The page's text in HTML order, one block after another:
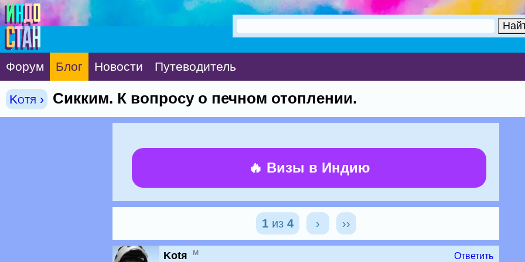
Форум Блог Новости Путеводитель
Kotя › Сикким. К вопросу о печном отоплении.
🔥 Визы в Индию
1из 4 › ››
Kotя м Ответить